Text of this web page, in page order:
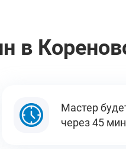
в
Мастер
через 45